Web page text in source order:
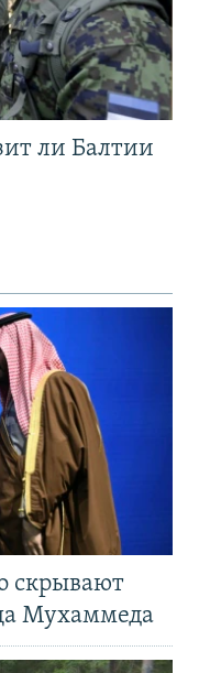
ли Балтии
скрывают
Мухаммеда